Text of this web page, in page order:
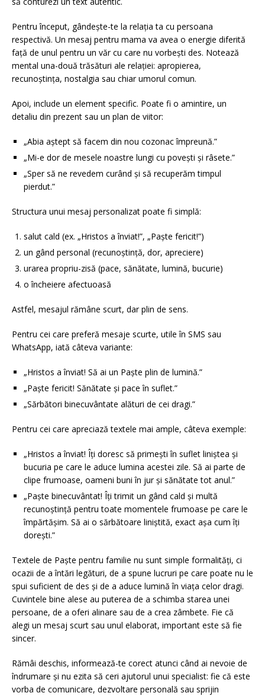
Pentru început, gândește-te la relația ta cu persoana
respectivă. Un mesaj pentru mama va avea o energie diferită
față de unul pentru un văr cu care nu vorbești des. Notează
mental una-două trăsături ale relației: apropierea,
recunoștința, nostalgia sau chiar umorul comun.
Apoi, include un element specific. Poate fi o amintire, un
detaliu din prezent sau un plan de viitor:
„Abia aștept să facem din nou cozonac împreună.”
„Mi-e dor de mesele noastre lungi cu povești și râsete.”
„Sper să ne revedem curând și să recuperăm timpul
pierdut.”
Structura unui mesaj personalizat poate fi simplă:
salut cald (ex. „Hristos a înviat!”, „Paște fericit!”)
un gând personal (recunoștință, dor, apreciere)
urarea propriu-zisă (pace, sănătate, lumină, bucurie)
o încheiere afectuoasă
Astfel, mesajul rămâne scurt, dar plin de sens.
Pentru cei care preferă mesaje scurte, utile în SMS sau
WhatsApp, iată câteva variante:
„Hristos a înviat! Să ai un Paște plin de lumină.”
„Paște fericit! Sănătate și pace în suflet.”
„Sărbători binecuvântate alături de cei dragi.”
Pentru cei care apreciază textele mai ample, câteva exemple:
„Hristos a înviat! Îți doresc să primești în suflet liniștea și
bucuria pe care le aduce lumina acestei zile. Să ai parte de
clipe frumoase, oameni buni în jur și sănătate tot anul.”
„Paște binecuvântat! Îți trimit un gând cald și multă
recunoștință pentru toate momentele frumoase pe care le
împărtășim. Să ai o sărbătoare liniștită, exact așa cum îți
dorești.”
Textele de Paște pentru familie nu sunt simple formalități, ci
ocazii de a întări legături, de a spune lucruri pe care poate nu le
spui suficient de des și de a aduce lumină în viața celor dragi.
Cuvintele bine alese au puterea de a schimba starea unei
persoane, de a oferi alinare sau de a crea zâmbete. Fie că
alegi un mesaj scurt sau unul elaborat, important este să fie
sincer.
Rămâi deschis, informează-te corect atunci când ai nevoie de
îndrumare și nu ezita să ceri ajutorul unui specialist: fie că este
vorba de comunicare, dezvoltare personală sau sprijin